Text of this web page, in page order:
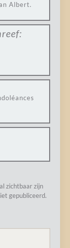
Albert.
zichtbaar zijn
gepubliceerd.